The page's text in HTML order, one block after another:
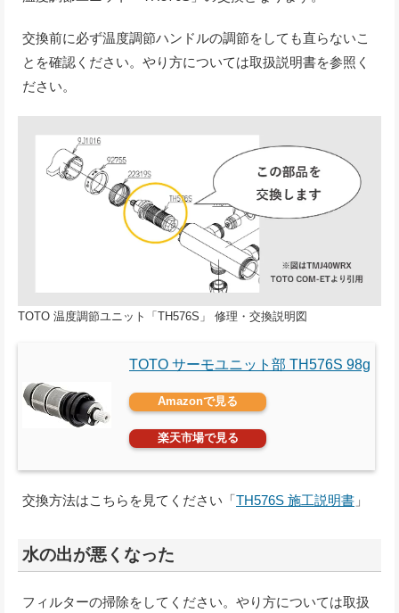
交換前に必ず温度調節ハンドルの調節をしても直らないこ
とを確認ください。やり方については取扱説明書を参照く
ださい。
TOTO 温度調節ユニット「TH576S」 修理・交換説明図
TOTO サーモユニット部 TH576S 98g
Amazonで見る
楽天市場で見る
交換方法はこちらを見てください「TH576S 施工説明書 」
水の出が悪くなった
フィルターの掃除をしてください。やり方については取扱